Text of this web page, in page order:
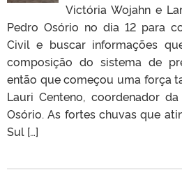
Victória Wojahn e
Pedro Osório no dia 12 para
Civil e buscar informações
composição do sistema de
então que começou uma força
Lauri Centeno, coordenador
Osório. As fortes chuvas que
Sul […]